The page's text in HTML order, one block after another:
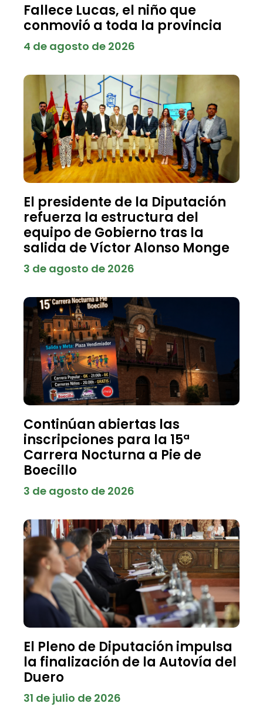
Fallece Lucas, el niño que
conmovió a toda la provincia
4 de agosto de 2026
El presidente de la Diputación
refuerza la estructura del
equipo de Gobierno tras la
salida de Víctor Alonso Monge
3 de agosto de 2026
Continúan abiertas las
inscripciones para la 15ª
Carrera Nocturna a Pie de
Boecillo
3 de agosto de 2026
El Pleno de Diputación impulsa
la finalización de la Autovía del
Duero
31 de julio de 2026